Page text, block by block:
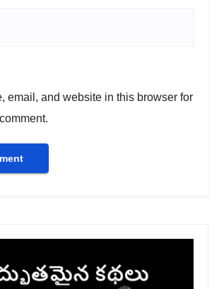
email, and website in this browser for